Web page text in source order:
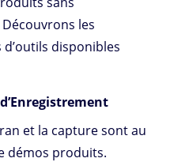
les
disponibles
et la capture sont au
démos produits.